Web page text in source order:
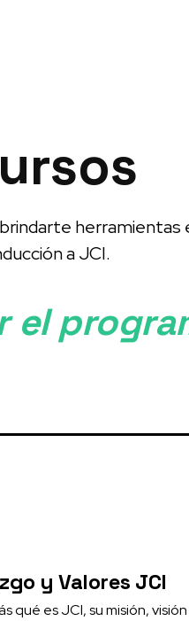
herramientas
a JCI.
el
y Valores JCI
qué es JCI, su misión, visión